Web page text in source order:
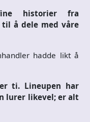
historier fra
til å dele med våre
hadde likt å
ti. Lineupen har
lurer likevel; er alt